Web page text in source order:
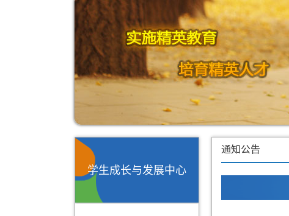
学生成长与发展中心
通知公告